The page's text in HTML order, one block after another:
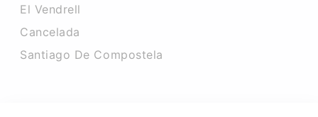
El Vendrell
Cancelada
Santiago De Compostela